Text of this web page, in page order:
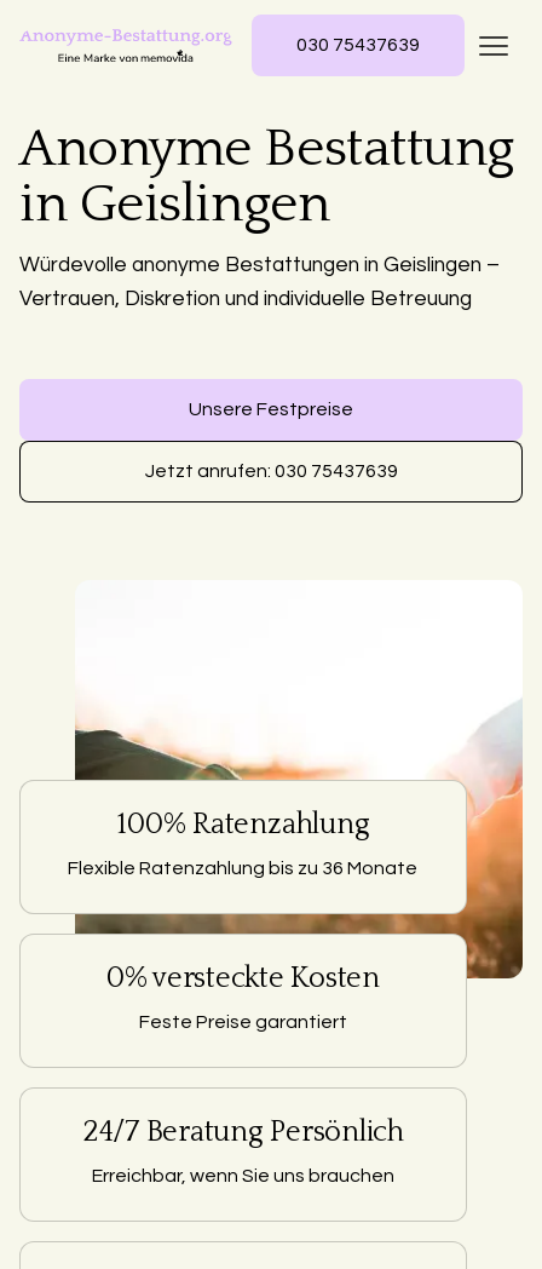
030 75437639
Anonyme Bestattung
in Geislingen
Würdevolle anonyme Bestattungen in Geislingen –
Vertrauen, Diskretion und individuelle Betreuung
Unsere Festpreise
Jetzt anrufen: 030 75437639
100% Ratenzahlung
Flexible Ratenzahlung bis zu 36 Monate
0% versteckte Kosten
Feste Preise garantiert
24/7 Beratung Persönlich
Erreichbar, wenn Sie uns brauchen